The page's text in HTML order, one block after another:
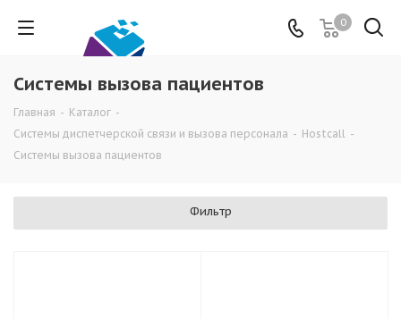
0
Системы вызова пациентов
Главная - Каталог -
Системы диспетчерской связи и вызова персонала - Hostcall -
Системы вызова пациентов
Фильтр